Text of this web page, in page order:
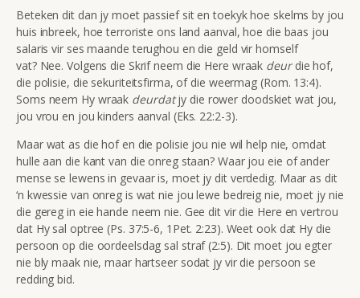
Beteken dit dan jy moet passief sit en toekyk hoe skelms by jou
huis inbreek, hoe terroriste ons land aanval, hoe die baas jou
salaris vir ses maande terughou en die geld vir homself
vat? Nee. Volgens die Skrif neem die Here wraak deurdie hof,
die polisie, die sekuriteitsfirma, of die weermag (Rom. 13:4).
Soms neem Hy wraak deurdatjy die rower doodskiet wat jou,
jou vrou en jou kinders aanval (Eks. 22:2-3).
Maar wat as die hof en die polisie jou nie wil help nie, omdat
hulle aan die kant van die onreg staan? Waar jou eie of ander
mense se lewens in gevaar is, moet jy dit verdedig. Maar as dit
‘n kwessie van onreg is wat nie jou lewe bedreig nie, moet jy nie
die gereg in eie hande neem nie. Gee dit vir die Here en vertrou
dat Hy sal optree (Ps. 37:5-6, 1Pet. 2:23). Weet ook dat Hy die
persoon op die oordeelsdag sal straf (2:5). Dit moet jou egter
nie bly maak nie, maar hartseer sodat jy vir die persoon se
redding bid.